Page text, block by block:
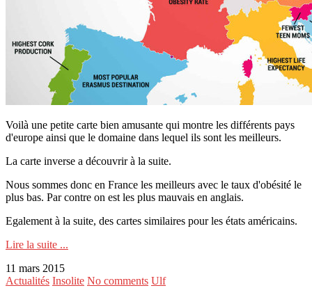
Voilà une petite carte bien amusante qui montre les différents pays
d'europe ainsi que le domaine dans lequel ils sont les meilleurs.
La carte inverse a découvrir à la suite.
Nous sommes donc en France les meilleurs avec le taux d'obésité le
plus bas. Par contre on est les plus mauvais en anglais.
Egalement à la suite, des cartes similaires pour les états américains.
Lire la suite ...
11 mars 2015
Actualités Insolite No comments Ulf